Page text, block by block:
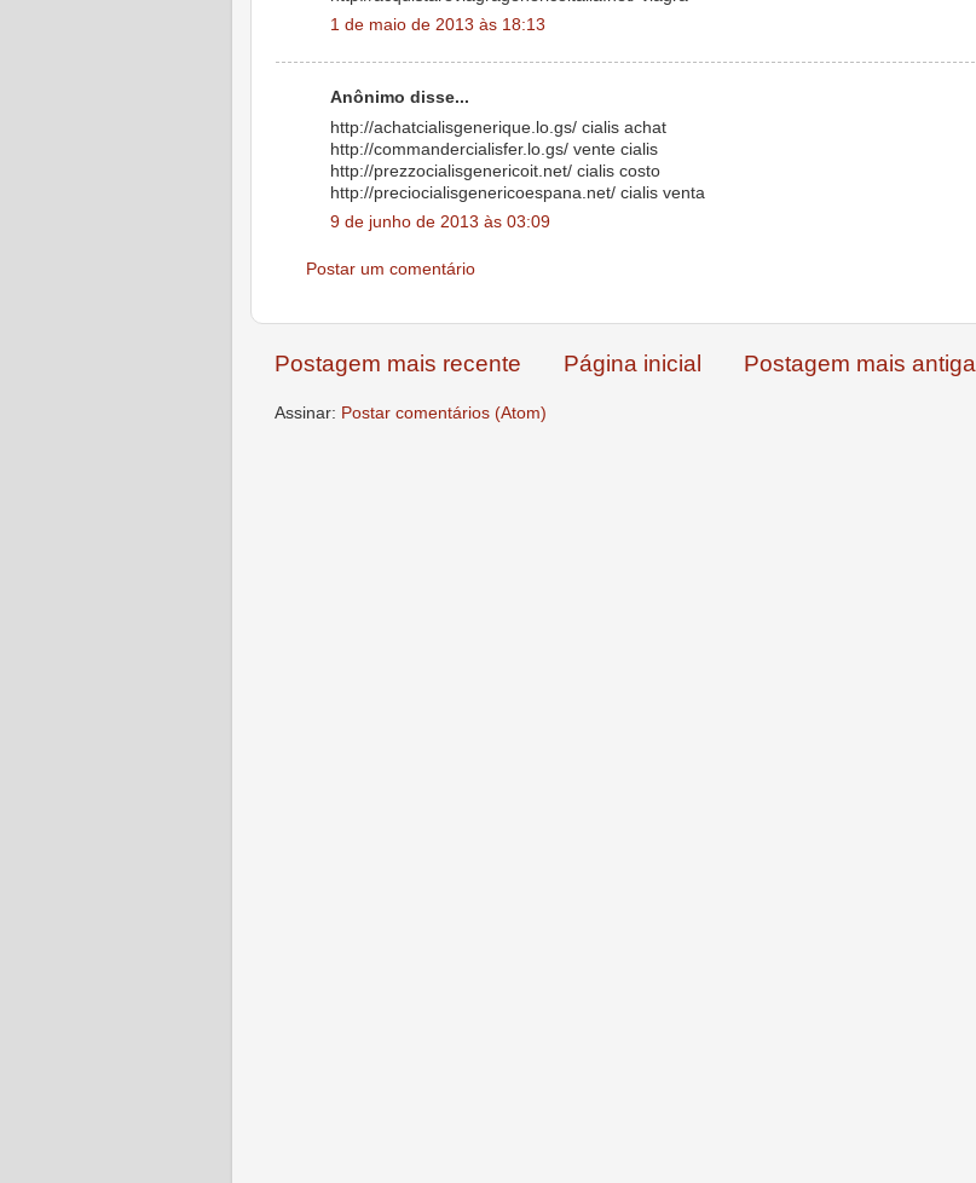
1 de maio de 2013 às 18:13
Anônimo disse...
http://achatcialisgenerique.lo.gs/ cialis achat
http://commandercialisfer.lo.gs/ vente cialis
http://prezzocialisgenericoit.net/ cialis costo
http://preciocialisgenericoespana.net/ cialis venta
9 de junho de 2013 às 03:09
Postar um comentário
Postagem mais recente Postagem mais antiga
Página inicial
Assinar: Postar comentários (Atom)